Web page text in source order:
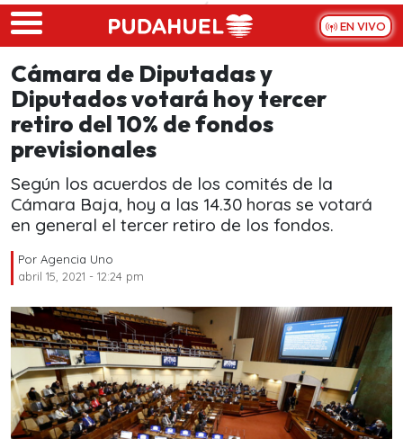
Skip to main content
EN VIVO
Cámara de Diputadas y
Diputados votará hoy tercer
retiro del 10% de fondos
previsionales
Según los acuerdos de los comités de la
Cámara Baja, hoy a las 14.30 horas se votará
en general el tercer retiro de los fondos.
Por Agencia Uno
abril 15, 2021 - 12:24 pm